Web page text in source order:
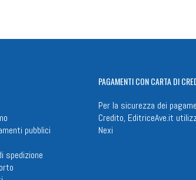
pubblici
spedizione
PAGAMENTICON CARTA DI
Per la sicurezza dei
Credito, EditriceAve.it
Nexi